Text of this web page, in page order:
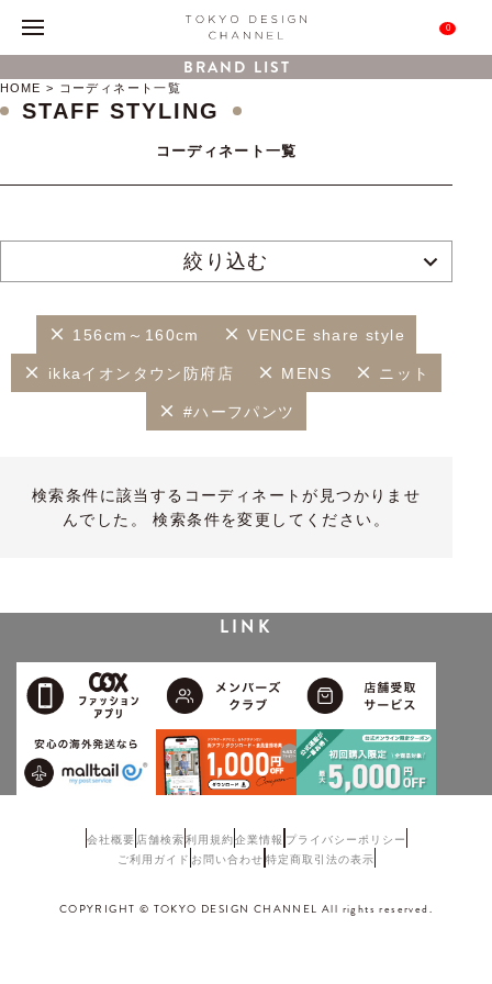
0
BRAND LIST
HOME コーディネート一覧
STAFF STYLING
コーディネート一覧
絞り込む
156cm～160cm VENCE share style
ikkaイオンタウン防府店 MENS ニット
#ハーフパンツ
検索条件に該当するコーディネートが見つかりませ
んでした。 検索条件を変更してください。
LINK
会社概要 店舗検索利用規約企業情報 プライバシーポリシー
ご利用ガイド お問い合わせ 特定商取引法の表示
COPYRIGHT © TOKYO DESIGN CHANNEL All rights reserved.